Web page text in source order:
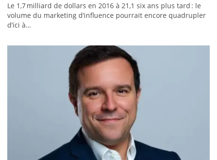
Le 1,7 milliard de dollars en 2016 à 21,1 six ans plus tard : le
volume du marketing d’influence pourrait encore quadrupler
d’ici à…